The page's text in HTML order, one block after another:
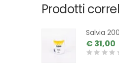
Prodotti
Salvia
€ 31,00